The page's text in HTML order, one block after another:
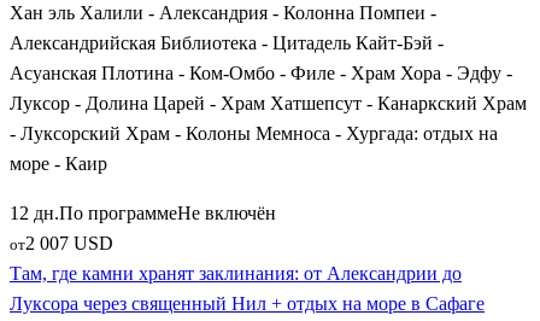
Хан эль Халили - Александрия - Колонна Помпеи -
Александрийская Библиотека - Цитадель Кайт-Бэй -
Асуанская Плотина - Ком-Омбо - Филе - Храм Хора - Эдфу -
Луксор - Долина Царей - Храм Хатшепсут - Канаркский Храм
- Луксорский Храм - Колоны Мемноса - Хургада: отдых на
море - Каир
12 дн.По программеНе включён
от2 007 USD
Там, где камни хранят заклинания: от Александрии до
Луксора через священный Нил + отдых на море в Сафаге